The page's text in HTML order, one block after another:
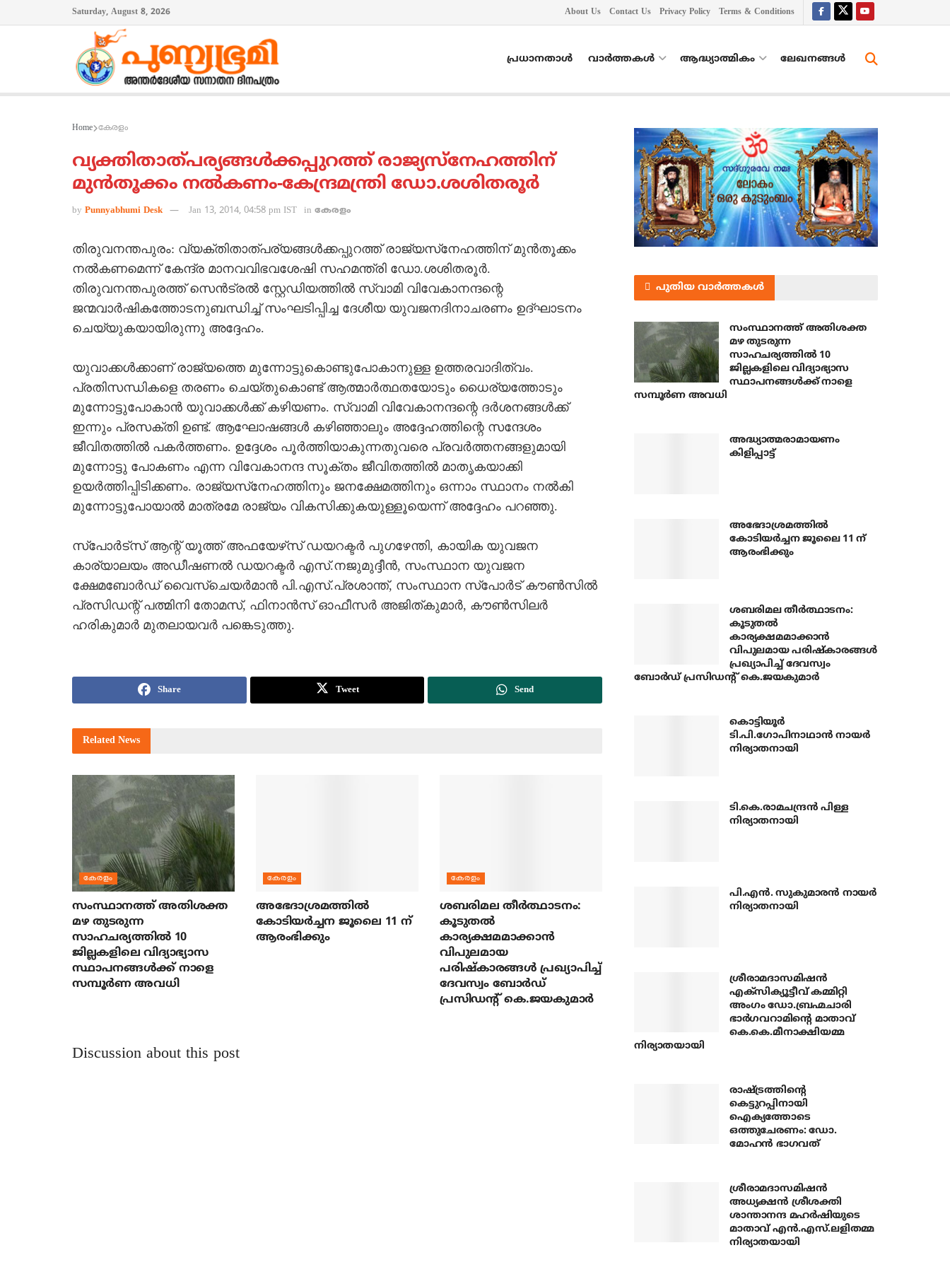
Saturday, August 8, 2026 About Us Contact Us Privacy Policy Terms & Conditions
പ്രധാനതാൾ വാർത്തകൾ ആദ്ധ്യാത്മികം ലേഖനങ്ങള്‍
Home കേരളം
വ്യക്തിതാത്പര്യങ്ങള്‍ക്കപ്പുറത്ത് രാജ്യസ്‌നേഹത്തിന്
മുന്‍തൂക്കം നല്‍കണം-കേന്ദ്രമന്ത്രി ഡോ.ശശിതരൂര്‍
by Punnyabhumi Desk Jan 13, 2014, 04:58 pm IST in കേരളം
തിരുവനന്തപുരം: വ്യക്തിതാത്പര്യങ്ങള്‍ക്കപ്പുറത്ത് രാജ്യസ്‌നേഹത്തിന് മുന്‍തൂക്കം
നല്‍കണമെന്ന് കേന്ദ്ര മാനവവിഭവശേഷി സഹമന്ത്രി ഡോ.ശശിതരൂര്‍.
തിരുവനന്തപുരത്ത് സെന്‍ട്രല്‍ സ്റ്റേഡിയത്തില്‍ സ്വാമി വിവേകാനന്ദന്റെ
ജന്മവാര്‍ഷികത്തോടനുബന്ധിച്ച് സംഘടിപ്പിച്ച ദേശീയ യുവജനദിനാചരണം ഉദ്ഘാടനം
ചെയ്യുകയായിരുന്നു അദ്ദേഹം.
യുവാക്കള്‍ക്കാണ് രാജ്യത്തെ മുന്നോട്ടുകൊണ്ടുപോകാനുള്ള ഉത്തരവാദിത്വം.
പ്രതിസന്ധികളെ തരണം ചെയ്തുകൊണ്ട് ആത്മാര്‍ത്ഥതയോടും ധൈര്യത്തോടും
മുന്നോട്ടുപോകാന്‍ യുവാക്കള്‍ക്ക് കഴിയണം. സ്വാമി വിവേകാനന്ദന്റെ ദര്‍ശനങ്ങള്‍ക്ക്
ഇന്നും പ്രസക്തി ഉണ്ട്. ആഘോഷങ്ങള്‍ കഴിഞ്ഞാലും അദ്ദേഹത്തിന്റെ സന്ദേശം
ജീവിതത്തില്‍ പകര്‍ത്തണം. ഉദ്ദേശം പൂര്‍ത്തിയാകുന്നതുവരെ പ്രവര്‍ത്തനങ്ങളുമായി
മുന്നോട്ടു പോകണം എന്ന വിവേകാനന്ദ സൂക്തം ജീവിതത്തില്‍ മാതൃകയാക്കി
ഉയര്‍ത്തിപ്പിടിക്കണം. രാജ്യസ്‌നേഹത്തിനും ജനക്ഷേമത്തിനും ഒന്നാം സ്ഥാനം നല്‍കി
മുന്നോട്ടുപോയാല്‍ മാത്രമേ രാജ്യം വികസിക്കുകയുള്ളൂയെന്ന് അദ്ദേഹം പറഞ്ഞു.
സ്‌പോര്‍ട്‌സ് ആന്റ് യൂത്ത് അഫയേഴ്‌സ് ഡയറക്ടര്‍ പുഗഴേന്തി, കായിക യുവജന
കാര്യാലയം അഡീഷണല്‍ ഡയറക്ടര്‍ എസ്.നജുമുദ്ദീന്‍, സംസ്ഥാന യുവജന
ക്ഷേമബോര്‍ഡ് വൈസ്‌ചെയര്‍മാന്‍ പി.എസ്.പ്രശാന്ത്, സംസ്ഥാന സ്‌പോര്‍ട് കൗണ്‍സില്‍
പ്രസിഡന്റ് പത്മിനി തോമസ്, ഫിനാന്‍സ് ഓഫീസര്‍ അജിത്കുമാര്‍, കൗണ്‍സിലര്‍
ഹരികുമാര്‍ മുതലായവര്‍ പങ്കെടുത്തു.
Share Tweet Send
Related News
കേരളം
സംസ്ഥാനത്ത് അതിശക്ത
മഴ തുടരുന്ന
സാഹചര്യത്തിൽ 10
ജില്ലകളിലെ വിദ്യാഭ്യാസ
സ്ഥാപനങ്ങൾക്ക് നാളെ
സമ്പൂർണ അവധി
കേരളം
അഭേദാശ്രമത്തില്‍
കോടിയര്‍ച്ചന ജൂലൈ 11 ന്
ആരംഭിക്കും
കേരളം
ശബരിമല തീര്‍ത്ഥാടനം:
കൂടുതല്‍
കാര്യക്ഷമമാക്കാന്‍
വിപുലമായ
പരിഷ്‌കാരങ്ങള്‍ പ്രഖ്യാപിച്ച്
ദേവസ്വം ബോര്‍ഡ്
പ്രസിഡന്റ് കെ.ജയകുമാര്‍
Discussion about this post
പുതിയ വാർത്തകൾ
സംസ്ഥാനത്ത് അതിശക്ത
മഴ തുടരുന്ന
സാഹചര്യത്തിൽ 10
ജില്ലകളിലെ വിദ്യാഭ്യാസ
സ്ഥാപനങ്ങൾക്ക് നാളെ
സമ്പൂർണ അവധി
അദ്ധ്യാത്മരാമായണം
കിളിപ്പാട്ട്
അഭേദാശ്രമത്തില്‍
കോടിയര്‍ച്ചന ജൂലൈ 11 ന്
ആരംഭിക്കും
ശബരിമല തീര്‍ത്ഥാടനം:
കൂടുതല്‍
കാര്യക്ഷമമാക്കാന്‍
വിപുലമായ പരിഷ്‌കാരങ്ങള്‍
പ്രഖ്യാപിച്ച് ദേവസ്വം
ബോര്‍ഡ് പ്രസിഡന്റ് കെ.ജയകുമാര്‍
കൊട്ടിയൂര്‍
ടി.പി.ഗോപിനാഥാന്‍ നായര്‍
നിര്യാതനായി
ടി.കെ.രാമചന്ദ്രന്‍ പിള്ള
നിര്യാതനായി
പി.എന്‍. സുകുമാരന്‍ നായര്‍
നിര്യാതനായി
ശ്രീരാമദാസമിഷന്‍
എക്‌സിക്യൂട്ടീവ് കമ്മിറ്റി
അംഗം ഡോ.ബ്രഹ്മചാരി
ഭാര്‍ഗവറാമിന്റെ മാതാവ്
കെ.കെ.മീനാക്ഷിയമ്മ
നിര്യാതയായി
രാഷ്ട്രത്തിന്റെ
കെട്ടുറപ്പിനായി
ഐക്യത്തോടെ
ഒത്തുചേരണം: ഡോ.
മോഹന്‍ ഭാഗവത്
ശ്രീരാമദാസമിഷന്‍
അധ്യക്ഷന്‍ ശ്രീശക്തി
ശാന്താനന്ദ മഹര്‍ഷിയുടെ
മാതാവ് എന്‍.എസ്.ലളിതമ്മ
നിര്യാതയായി